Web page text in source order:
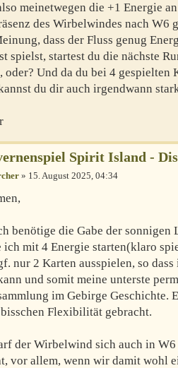
meinetwegen die +1 Energie
des Wirbelwindes nach W6
dass der Fluss genug
spielst, startest du die nächste
oder? Und da du bei 4 gespielten
du dir auch irgendwann
Spirit Island -
» 15. August 2025, 04:34
benötige die Gabe der
ich mit 4 Energie starten(klaro
nur 2 Karten ausspielen, so
und somit meine unterste
im Gebirge Geschichte.
Flexibilität gebracht.
der Wirbelwind sich auch in
vor allem, wenn wir damit wohl